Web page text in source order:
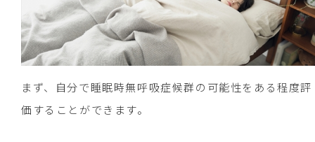
まず、自分で睡眠時無呼吸症候群の可能性をある程度評
価することができます。